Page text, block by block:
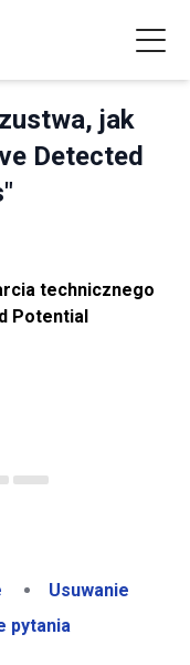
jak
Detected
technicznego
Potential
Usuwanie
pytania